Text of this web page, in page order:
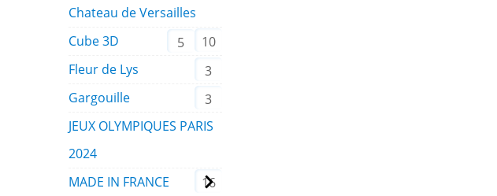
Chateau de Versailles
10
Cube 3D
5
Fleur de Lys
3
Gargouille
3
JEUX OLYMPIQUES PARIS
2024
16
MADE IN FRANCE